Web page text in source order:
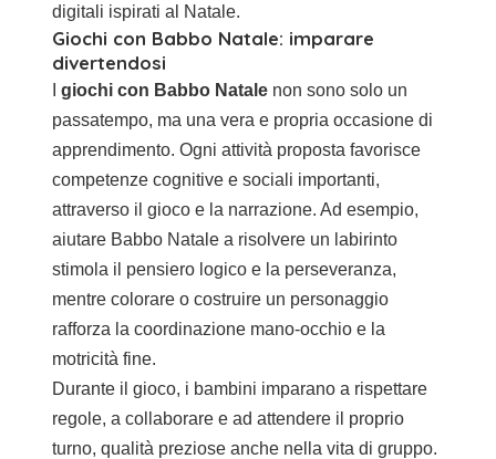
digitali ispirati al Natale.
Giochi con Babbo Natale: imparare
divertendosi
giochi con Babbo Natale non sono solo un
passatempo, ma una vera e propria occasione di
apprendimento. Ogni attività proposta favorisce
competenze cognitive e sociali importanti,
attraverso il gioco e la narrazione. Ad esempio,
aiutare Babbo Natale a risolvere un labirinto
stimola il pensiero logico e la perseveranza,
mentre colorare o costruire un personaggio
rafforza la coordinazione mano-occhio e la
motricità fine.
Durante il gioco, i bambini imparano a rispettare
regole, a collaborare e ad attendere il proprio
turno, qualità preziose anche nella vita di gruppo.